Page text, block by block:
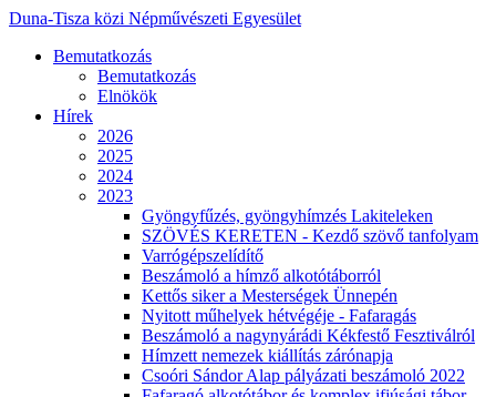
Duna-Tisza közi Népművészeti Egyesület
Bemutatkozás
Bemutatkozás
Elnökök
Hírek
2026
2025
2024
2023
Gyöngyfűzés, gyöngyhímzés Lakiteleken
SZÖVÉS KERETEN - Kezdő szövő tanfolyam
Varrógépszelídítő
Beszámoló a hímző alkotótáborról
Kettős siker a Mesterségek Ünnepén
Nyitott műhelyek hétvégéje - Fafaragás
Beszámoló a nagynyárádi Kékfestő Fesztiválról
Hímzett nemezek kiállítás zárónapja
Csoóri Sándor Alap pályázati beszámoló 2022